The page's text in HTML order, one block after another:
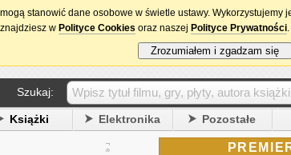
DataPremiery.pl
Szukaj:
Książki Elektronika Pozostałe
stanowić dane osobowe w świetle ustawy. Wykorzystujemy
w Polityce Cookies oraz naszej Polityce Prywatności.
Zrozumiałem i zgadzam się